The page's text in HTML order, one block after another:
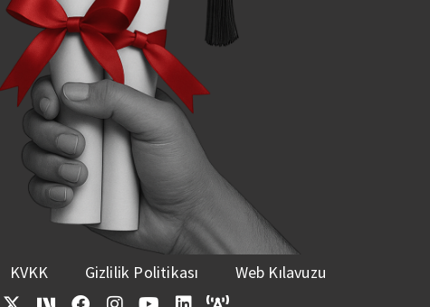
KVKK Gizlilik Politikası Web Kılavuzu